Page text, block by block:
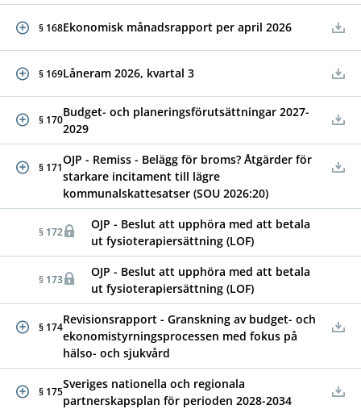
§ 168Ekonomisk månadsrapport per april 2026
§ 169Låneram 2026, kvartal 3
§ 170
Budget- och planeringsförutsättningar 2027-
2029
§ 171
OJP - Remiss - Belägg för broms? Åtgärder för
starkare incitament till lägre
kommunalskattesatser (SOU 2026:20)
§ 172
OJP - Beslut att upphöra med att betala
ut fysioterapiersättning (LOF)
§ 173
OJP - Beslut att upphöra med att betala
ut fysioterapiersättning (LOF)
§ 174
Revisionsrapport - Granskning av budget- och
ekonomistyrningsprocessen med fokus på
hälso- och sjukvård
§ 175
Sveriges nationella och regionala
partnerskapsplan för perioden 2028-2034